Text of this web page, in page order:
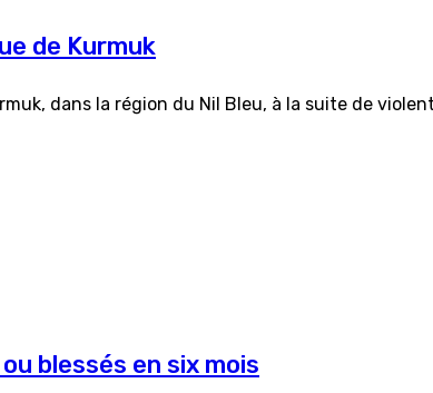
de Kurmuk
dans la région du Nil Bleu, à la suite de
blessés en six mois